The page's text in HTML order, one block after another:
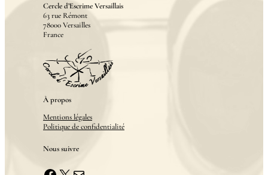
Cercle d’Escrime Versaillais
63 rue Rémont
78000 Versailles
France
À propos
Mentions légales
Politique de confidentialité
Nous suivre